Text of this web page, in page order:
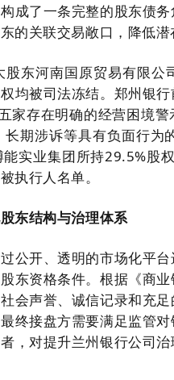
成了一条完整的股东债
的关联交易敞口，降低潜
东河南国原贸易有限公
均被司法冻结。郑州银
家存在明确的经营困境
期涉诉等具有负面行为
实业集团所持29.5%股
执行人名单。
东结构与治理体系
公开、透明的市场化平
东资格条件。根据《商业
会声誉、诚信记录和充
终接盘方需要满足监管
，对提升兰州银行公司